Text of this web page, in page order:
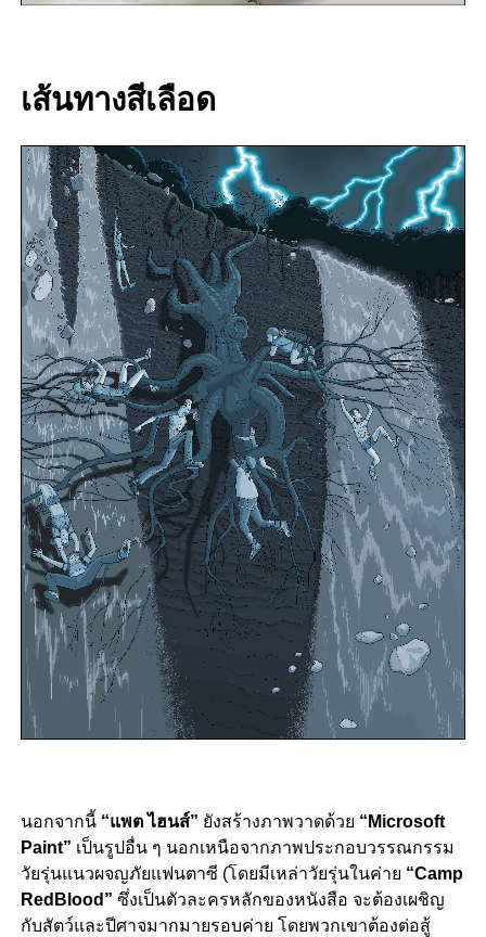
เส้นทางสีเลือด
นอกจากนี้ “แพต ไฮนส์” ยังสร้างภาพวาดด้วย “Microsoft
Paint” เป็นรูปอื่น ๆ นอกเหนือจากภาพประกอบวรรณกรรม
วัยรุ่นแนวผจญภัยแฟนตาซี (โดยมีเหล่าวัยรุ่นในค่าย “Camp
RedBlood” ซึ่งเป็นตัวละครหลักของหนังสือ จะต้องเผชิญ
กับสัตว์และปีศาจมากมายรอบค่าย โดยพวกเขาต้องต่อสู้